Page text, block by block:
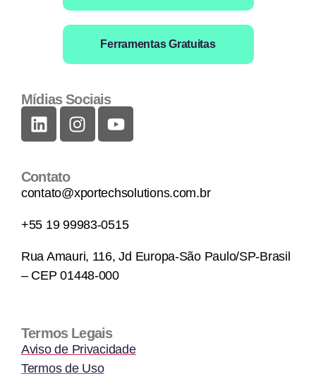
Ferramentas Gratuitas
Mídias Sociais
Contato
contato@xportechsolutions.com.br
+55 19 99983-0515
Rua Amauri, 116, Jd Europa-São Paulo/SP-Brasil
– CEP 01448-000
Termos Legais
Aviso de Privacidade
Termos de Uso